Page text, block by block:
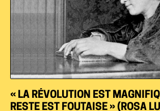
« LA RÉVOLUTION EST
RESTE EST FOUTAISE » (ROSA